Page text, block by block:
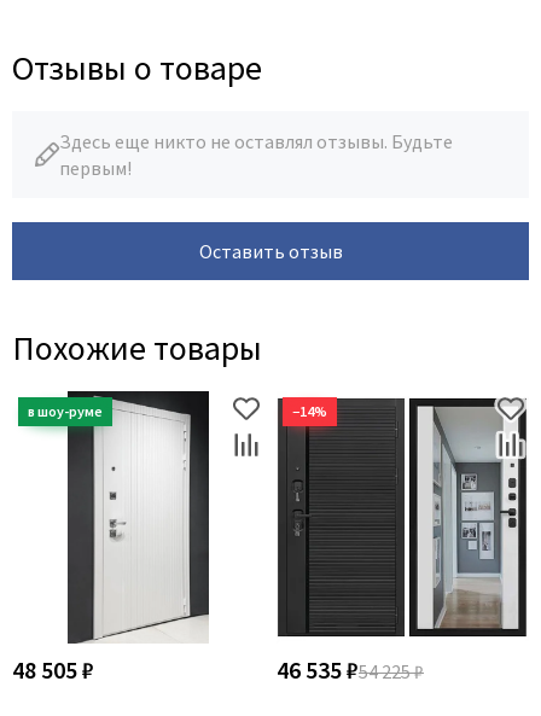
Отзывы о товаре
Здесь еще никто не оставлял отзывы. Будьте
первым!
Оставить отзыв
Похожие товары
48 505 ₽
−14%
46 535 ₽54 225 ₽